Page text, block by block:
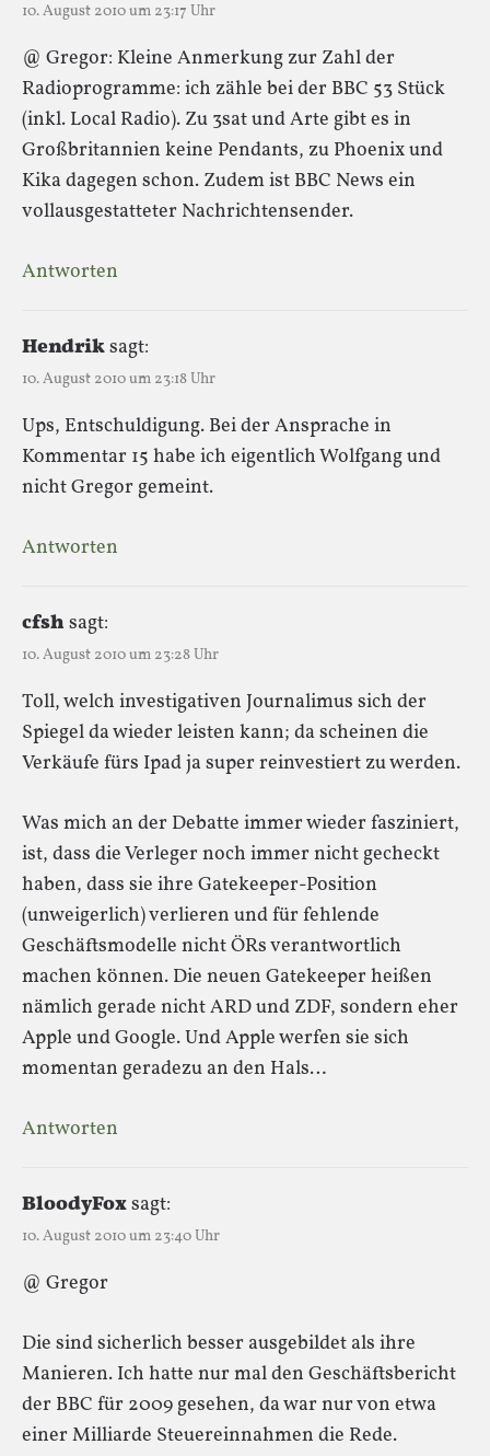
10. August 2010 um 23:17 Uhr
@ Gregor: Kleine Anmerkung zur Zahl der
Radioprogramme: ich zähle bei der BBC 53 Stück
(inkl. Local Radio). Zu 3sat und Arte gibt es in
Großbritannien keine Pendants, zu Phoenix und
Kika dagegen schon. Zudem ist BBC News ein
vollausgestatteter Nachrichtensender.
Antworten
Hendriksagt:
10. August 2010 um 23:18 Uhr
Ups, Entschuldigung. Bei der Ansprache in
Kommentar 15 habe ich eigentlich Wolfgang und
nicht Gregor gemeint.
Antworten
cfsh sagt:
10. August 2010 um 23:28 Uhr
Toll, welch investigativen Journalimus sich der
Spiegel da wieder leisten kann; da scheinen die
Verkäufe fürs Ipad ja super reinvestiert zu werden.
Was mich an der Debatte immer wieder fasziniert,
ist, dass die Verleger noch immer nicht gecheckt
haben, dass sie ihre Gatekeeper-Position
(unweigerlich) verlieren und für fehlende
Geschäftsmodelle nicht ÖRs verantwortlich
machen können. Die neuen Gatekeeper heißen
nämlich gerade nicht ARD und ZDF, sondern eher
Apple und Google. Und Apple werfen sie sich
momentan geradezu an den Hals…
Antworten
BloodyFoxsagt:
10. August 2010 um 23:40 Uhr
@ Gregor
Die sind sicherlich besser ausgebildet als ihre
Manieren. Ich hatte nur mal den Geschäftsbericht
der BBC für 2009 gesehen, da war nur von etwa
einer Milliarde Steuereinnahmen die Rede.